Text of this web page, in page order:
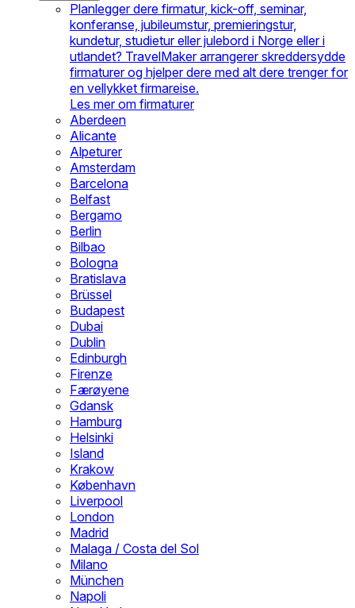
Planlegger dere firmatur, kick-off, seminar,
konferanse, jubileumstur, premieringstur,
kundetur, studietur eller julebord i Norge eller i
utlandet? TravelMaker arrangerer skreddersydde
firmaturer og hjelper dere med alt dere trenger for
en vellykket firmareise.
Les mer om firmaturer
Aberdeen
Alicante
Alpeturer
Amsterdam
Barcelona
Belfast
Bergamo
Berlin
Bilbao
Bologna
Bratislava
Brüssel
Budapest
Dubai
Dublin
Edinburgh
Firenze
Færøyene
Gdansk
Hamburg
Helsinki
Island
Krakow
København
Liverpool
London
Madrid
Malaga / Costa del Sol
Milano
München
Napoli